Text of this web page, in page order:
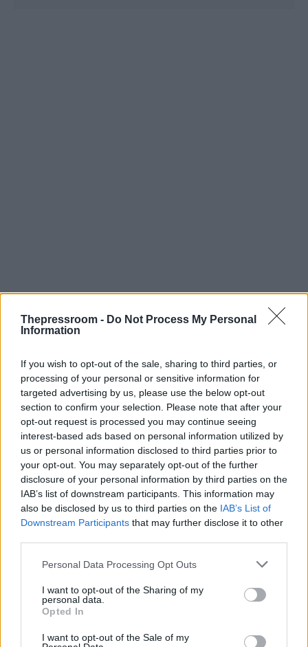
Thepressroom - Do Not Process My Personal
Information
If you wish to opt-out of the sale, sharing to third parties, or
processing of your personal or sensitive information for
targeted advertising by us, please use the below opt-out
section to confirm your selection. Please note that after your
opt-out request is processed you may continue seeing
interest-based ads based on personal information utilized by
us or personal information disclosed to third parties prior to
your opt-out. You may separately opt-out of the further
disclosure of your personal information by third parties on the
IAB’s list of downstream participants. This information may
also be disclosed by us to third parties on the IAB’s List of
Downstream Participants that may further disclose it to other
Please note that this website/app uses one or more Google
not limited to your visit or usage behaviour. You may click to
grant or deny consent to Google and its third-party tags to
use your data for below specified purposes in below Google
consent section.
Personal Data Processing Opt Outs
I want to opt-out of the Sharing of my
personal data.
Opted In
I want to opt-out of the Sale of my
Το νέο αυτό πλήγμα ανεβάζει τον συνολικό
απολογισμό των θυμάτων σε τουλάχιστον 185,
σύμφωνα με τα στοιχεία του Γαλλικού
Πρακτορείου, ενώ μόνο μέσα στον τρέχοντα
μήνα έχουν καταγραφεί οκτώ ανάλογοι
αντιδράσεων, καθώς μέχρι σήμερα δεν έχουν
επιβεβαιώνουν την εμπλοκή των σκαφών σε
παράνομες δραστηριότητες.